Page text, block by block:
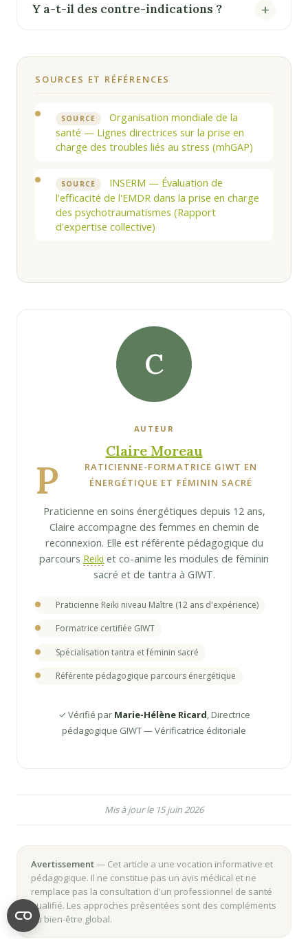
Y a-t-il des contre-indications ?
SOURCES ET RÉFÉRENCES
SOURCE
Organisation mondiale de la
santé — Lignes directrices sur la prise en
charge des troubles liés au stress (mhGAP)
SOURCE
INSERM — Évaluation de
l'efficacité de l'EMDR dans la prise en charge
des psychotraumatismes (Rapport
d'expertise collective)
C
AUTEUR
Claire Moreau
P
RATICIENNE-FORMATRICE GIWT EN
ÉNERGÉTIQUE ET FÉMININ SACRÉ
Praticienne en soins énergétiques depuis 12 ans,
Claire accompagne des femmes en chemin de
reconnexion. Elle est référente pédagogique du
parcours Reiki et co-anime les modules de féminin
sacré et de tantra à GIWT.
Praticienne Reiki niveau Maître (12 ans d'expérience)
Formatrice certifiée GIWT
Spécialisation tantra et féminin sacré
Référente pédagogique parcours énergétique
✓ Vérifié par Marie-Hélène Ricard, Directrice
pédagogique GIWT — Vérificatrice éditoriale
Mis à jour le 15 juin 2026
Avertissement— Cet article a une vocation informative et
pédagogique. Il ne constitue pas un avis médical et ne
remplace pas la consultation d'un professionnel de santé
qualifié. Les approches présentées sont des compléments
du bien-être global.